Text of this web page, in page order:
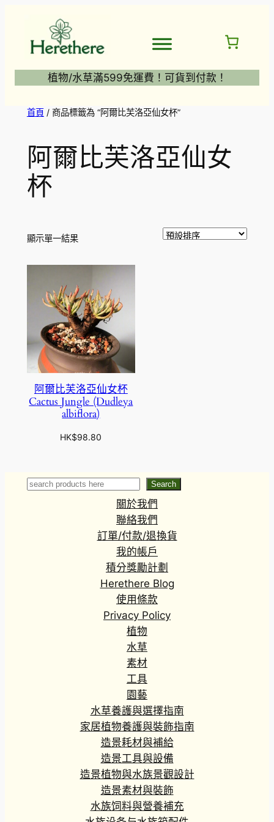
植物/水草滿599免運費！可貨到付款！
首頁/ 商品標籤為 “阿爾比芙洛亞仙女杯”
阿爾比芙洛亞仙女
杯
顯示單一結果
阿爾比芙洛亞仙女杯
Cactus Jungle (Dudleya
albiflora)
HK$98.80
Search Search
關於我們
聯絡我們
訂單/付款/退換貨
我的帳戶
積分獎勵計劃
Herethere Blog
使用條款
Privacy Policy
植物
水草
素材
工具
園藝
水草養護與選擇指南
家居植物養護與裝飾指南
造景耗材與補給
造景工具與設備
造景植物與水族景觀設計
造景素材與裝飾
水族饲料與營養補充